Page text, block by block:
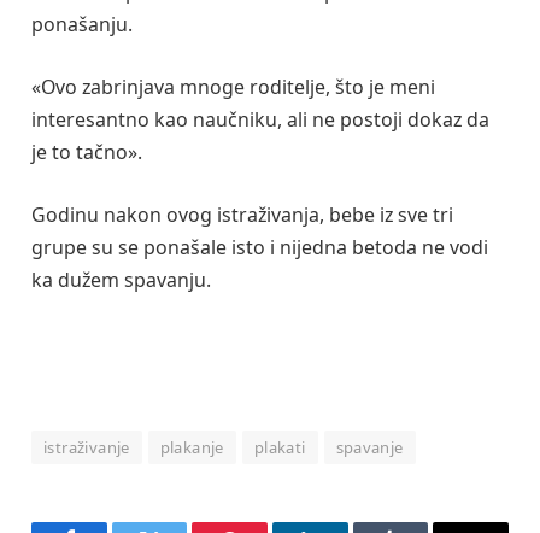
ponašanju.
«Ovo zabrinjava mnoge roditelje, što je meni
interesantno kao naučniku, ali ne postoji dokaz da
je to tačno».
Godinu nakon ovog istraživanja, bebe iz sve tri
grupe su se ponašale isto i nijedna betoda ne vodi
ka dužem spavanju.
istraživanje plakanje plakati spavanje